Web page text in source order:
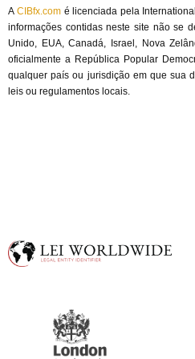
A CIBfx.com é licenciada pela
informações contidas neste site não se
Unido, EUA, Canadá, Israel, Nova
oficialmente a República Popular
qualquer país ou jurisdição em que sua
leis ou regulamentos locais.